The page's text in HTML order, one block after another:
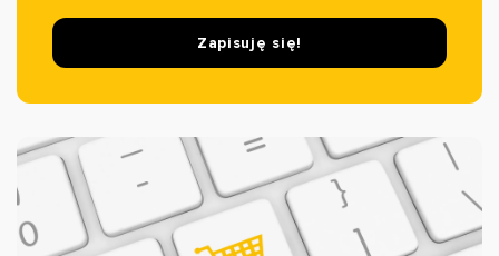
Zapisuję się!